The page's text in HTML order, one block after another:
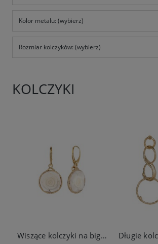
Kolor metalu: (wybierz)
Rozmiar kolczyków: (wybierz)
KOLCZYKI
Wiszące kolczyki na biglach z kwiatem lotosu z kolekcji Kembali